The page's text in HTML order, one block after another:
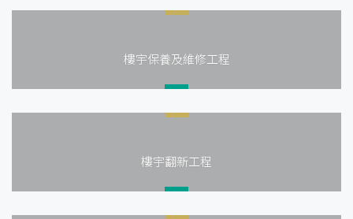
樓宇保養及維修工程
樓宇翻新工程